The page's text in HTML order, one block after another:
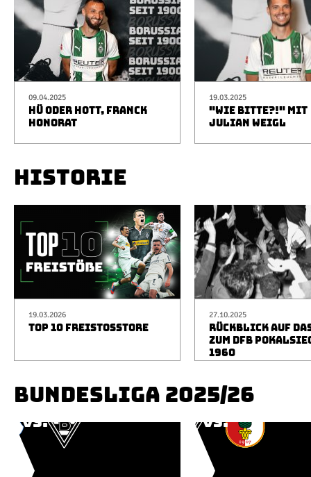
09.04.2025
HÜ ODER HOTT, FRANCK
HONORAT
19.03.2025
"WIE BITTE?!" MIT
JULIAN WEIGL
HISTORIE
19.03.2026
TOP 10 FREISTOSSTORE
27.10.2025
RÜCKBLICK AUF
ZUM DFB
1960
BUNDESLIGA 2025/26